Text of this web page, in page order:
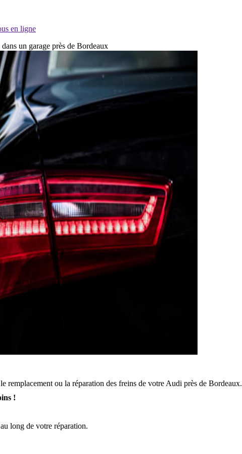
en ligne
un garage près de Bordeaux
remplacement ou la réparation des freins de votre Audi près de Bordeaux.
!
long de votre réparation.